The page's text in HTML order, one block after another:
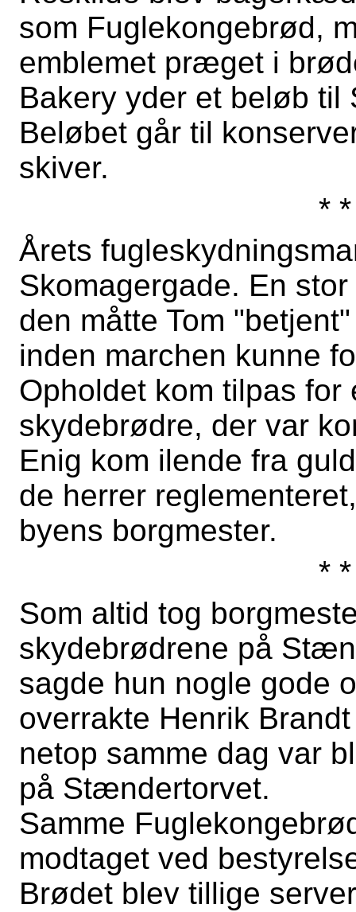
som Fuglekongebrød,
emblemet præget i
Bakery yder et beløb til
Beløbet går til
skiver.
*
Årets
Skomagergade. En
den måtte Tom
inden marchen kunne
Opholdet kom tilpas for
skydebrødre, der var
Enig kom ilende fra
de herrer
byens borgmester.
*
Som altid tog
skydebrødrene på
sagde hun nogle gode
overrakte Henrik
netop samme dag var
på Stændertorvet.
Samme
modtaget ved
Brødet blev tillige